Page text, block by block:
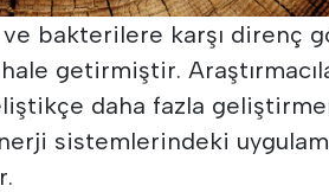
ve bakterilere karşı direnç
getirmiştir.
daha fazla
sistemlerindeki